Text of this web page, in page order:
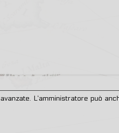
L’amministratore può